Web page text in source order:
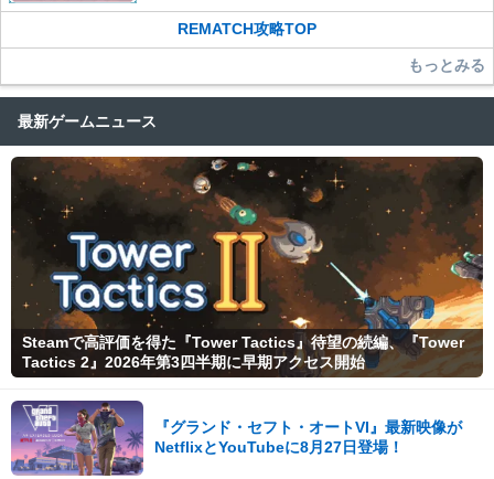
REMATCH攻略TOP
もっとみる
最新ゲームニュース
Steamで高評価を得た『Tower Tactics』待望の続編、『Tower
Tactics 2』2026年第3四半期に早期アクセス開始
『グランド・セフト・オートVI』最新映像が
NetflixとYouTubeに8月27日登場！